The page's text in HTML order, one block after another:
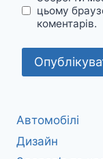
цьому
коментарів.
Автомобілі
Дизайн